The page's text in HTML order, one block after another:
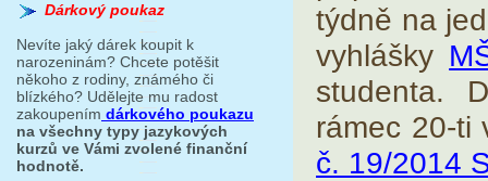
Dárkový poukaz
Nevíte jaký dárek koupit k
narozeninám? Chcete potěšit
někoho z rodiny, známého či
blízkého? Udělejte mu radost
zakoupením dárkového poukazu
na všechny typy jazykových
kurzů ve Vámi zvolené finanční
hodnotě.
týdně na
vyhlášky
studenta.
rámec 20-
č. 19/2014